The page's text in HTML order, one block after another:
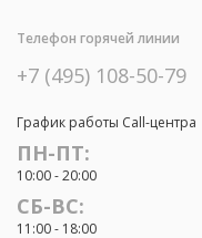
Телефон горячей линии
+7 (495) 108-50-79
График работы Call-центра
ПН-ПТ:
10:00 - 20:00
СБ-ВС:
11:00 - 18:00